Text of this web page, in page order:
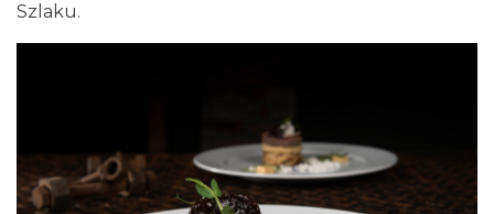
Szlaku.